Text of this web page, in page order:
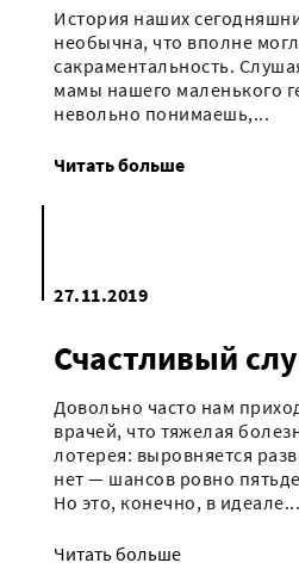
История наших
необычна, что вполне
сакраментальность.
мамы нашего маленького
невольно понимаешь,...
Читать больше
27.11.2019
Счастливый
Довольно часто нам
врачей, что тяжелая
лотерея: выровняется
нет — шансов ровно
Но это, конечно, в
Читать больше